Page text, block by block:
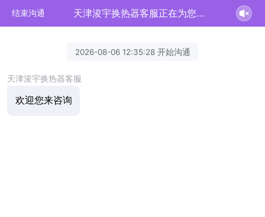
结束沟通 天津浚宇换热器客服正在为您服务
2026-08-06 12:35:28 开始沟通
天津浚宇换热器客服
欢迎您来咨询